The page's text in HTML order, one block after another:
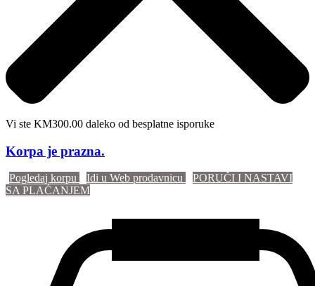
Vi ste KM300.00 daleko od besplatne isporuke
Korpa je prazna.
Pogledaj korpu Idi u Web prodavnicu
PORUČI I NASTAVI
SA PLAĆANJEM